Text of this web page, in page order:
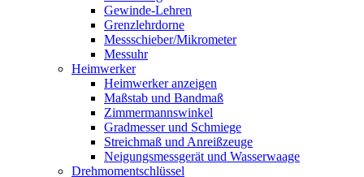
Gewinde-Lehren
Grenzlehrdorne
Messschieber/Mikrometer
Messuhr
Heimwerker
Heimwerker anzeigen
Maßstab und Bandmaß
Zimmermannswinkel
Gradmesser und Schmiege
Streichmaß und Anreißzeuge
Neigungsmessgerät und Wasserwaage
Drehmomentschlüssel